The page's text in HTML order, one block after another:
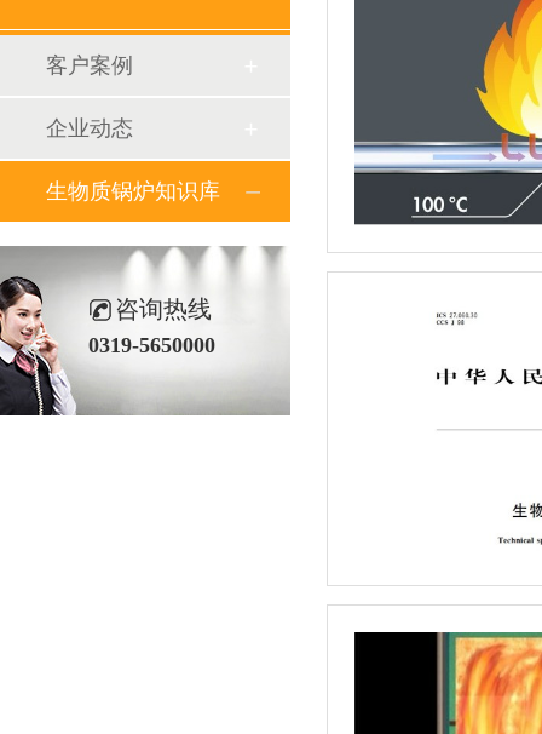
客户案例
企业动态
生物质锅炉知识库
咨询热线
0319-5650000